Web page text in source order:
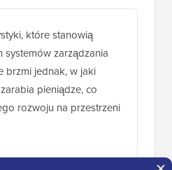
które stanowią
systemów zarządzania
brzmi jednak, w jaki
pieniądze, co
rozwoju na przestrzeni